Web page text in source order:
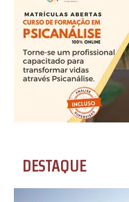
DESTAQUE